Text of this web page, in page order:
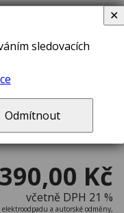
390,00 Kč
včetně DPH 21 %
a autorské odměny,
sledovacích
Odmítnout
✕